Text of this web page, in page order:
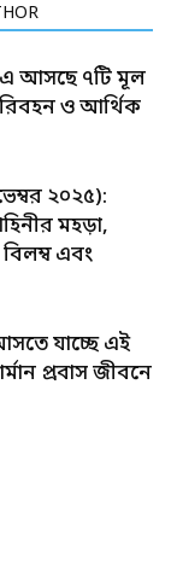
এ আসছে ৭টি মূল
ও আর্থিক
২০২৫):
মহড়া,
এবং
যাচ্ছে এই
প্রবাস জীবনে